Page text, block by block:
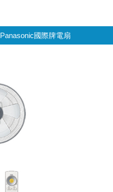
Panasonic國際牌電扇